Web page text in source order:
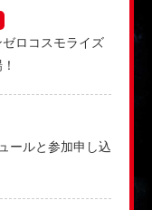
ロコスモライズ
ールと参加申し込